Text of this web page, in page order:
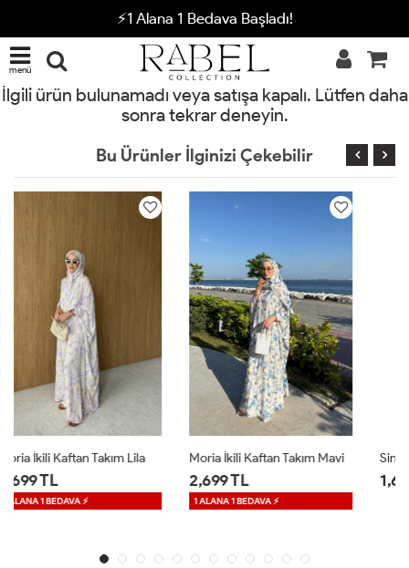
⚡1 Alana 1 Bedava Başladı!
menü
İlgili ürün bulunamadı veya satışa kapalı. Lütfen daha
sonra tekrar deneyin.
Bu Ürünler İlginizi Çekebilir
Moria İkili Kaftan Takım Mavi
2,699 TL
1 ALANA 1 BEDAVA ⚡
Sinea Sandy Elbise Kahverengi
1,699 TL